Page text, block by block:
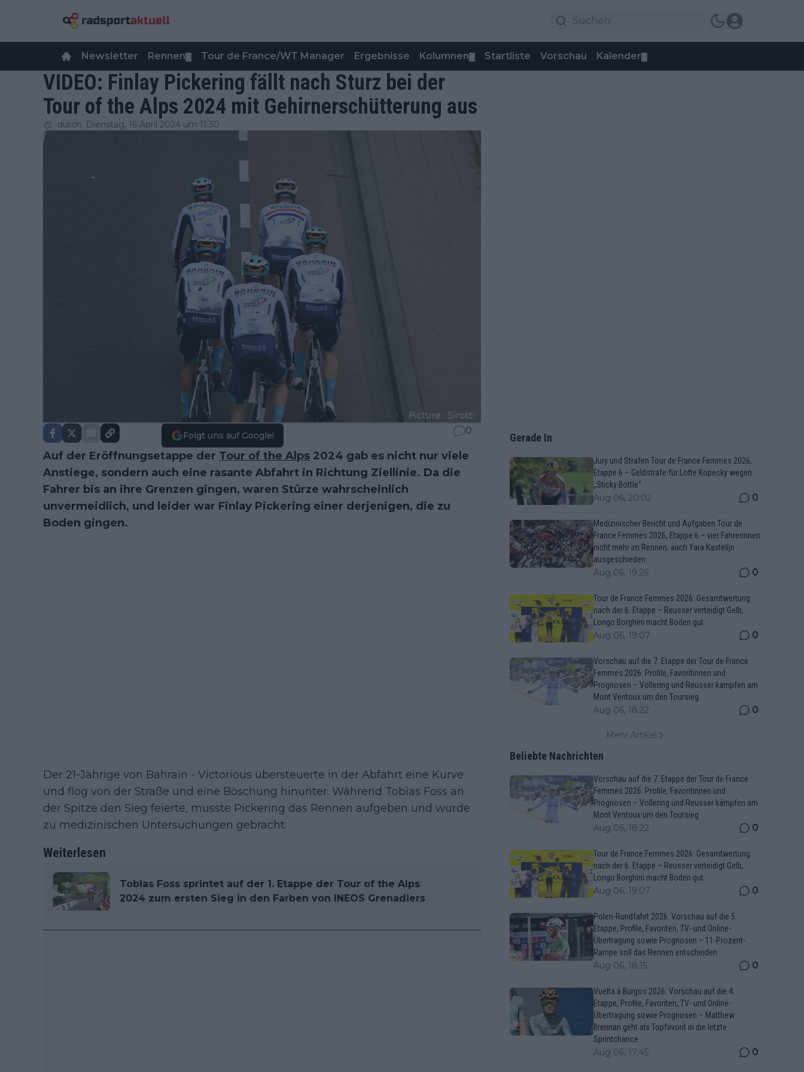
Newsletter Rennen Tour de France/WT Manager Ergebnisse Kolumnen Startliste Vorschau Kalender
VIDEO: Finlay Pickering fällt nach Sturz bei der
Tour of the Alps 2024 mit Gehirnerschütterung aus
durch Dienstag, 16 April 2024 um 11:30
Folgt uns auf Google! 0
Auf der Eröffnungsetappe der Tour of the Alps 2024 gab es nicht nur viele
Anstiege, sondern auch eine rasante Abfahrt in Richtung Ziellinie. Da die
Fahrer bis an ihre Grenzen gingen, waren Stürze wahrscheinlich
unvermeidlich, und leider war Finlay Pickering einer derjenigen, die zu
Boden gingen.
Der 21-Jährige von Bahrain - Victorious übersteuerte in der Abfahrt eine Kurve
und flog von der Straße und eine Böschung hinunter. Während Tobias Foss an
der Spitze den Sieg feierte, musste Pickering das Rennen aufgeben und wurde
zu medizinischen Untersuchungen gebracht.
Weiterlesen
Tobias Foss sprintet auf der 1. Etappe der Tour of the Alps
2024 zum ersten Sieg in den Farben von INEOS Grenadiers
Gerade In
Jury und Strafen Tour de France Femmes 2026,
Etappe 6 – Geldstrafe für Lotte Kopecky wegen
„Sticky Bottle“
Aug 06, 20:02 0
Medizinischer Bericht und Aufgaben Tour de
France Femmes 2026, Etappe 6 – vier Fahrerinnen
nicht mehr im Rennen, auch Yara Kastelijn
ausgeschieden
Aug 06, 19:26 0
Tour de France Femmes 2026: Gesamtwertung
nach der 6. Etappe – Reusser verteidigt Gelb,
Longo Borghini macht Boden gut
Aug 06, 19:07 0
Vorschau auf die 7. Etappe der Tour de France
Femmes 2026: Profile, Favoritinnen und
Prognosen – Vollering und Reusser kämpfen am
Mont Ventoux um den Toursieg
Aug 06, 18:22 0
Mehr Artikel
Beliebte Nachrichten
Vorschau auf die 7. Etappe der Tour de France
Femmes 2026: Profile, Favoritinnen und
Prognosen – Vollering und Reusser kämpfen am
Mont Ventoux um den Toursieg
Aug 06, 18:22 0
Tour de France Femmes 2026: Gesamtwertung
nach der 6. Etappe – Reusser verteidigt Gelb,
Longo Borghini macht Boden gut
Aug 06, 19:07 0
Polen-Rundfahrt 2026: Vorschau auf die 5.
Etappe, Profile, Favoriten, TV- und Online-
Übertragung sowie Prognosen – 11-Prozent-
Rampe soll das Rennen entscheiden
Aug 06, 18:15 0
Vuelta a Burgos 2026: Vorschau auf die 4.
Etappe, Profile, Favoriten, TV- und Online-
Übertragung sowie Prognosen – Matthew
Brennan geht als Topfavorit in die letzte
Sprintchance
Aug 06, 17:45 0